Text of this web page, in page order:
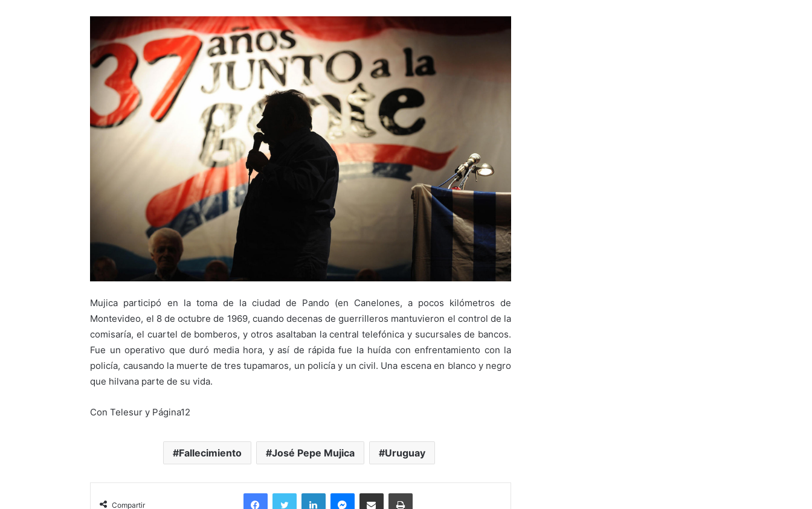
Mujica participó en la toma de la ciudad de Pando (en Canelones, a pocos kilómetros de
Montevideo, el 8 de octubre de 1969, cuando decenas de guerrilleros mantuvieron el control de la
comisaría, el cuartel de bomberos, y otros asaltaban la central telefónica y sucursales de bancos.
Fue un operativo que duró media hora, y así de rápida fue la huída con enfrentamiento con la
policía, causando la muerte de tres tupamaros, un policía y un civil. Una escena en blanco y negro
que hilvana parte de su vida.
Con Telesur y Página12
Fallecimiento José Pepe Mujica Uruguay
Compartir
FacebookTwitter LinkedInMessengerCompartir por correo electrónicoImprimir